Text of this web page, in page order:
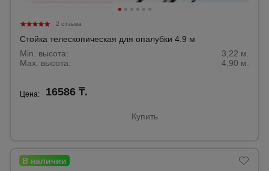
2 отзыва
Стойка телескопическая для опалубки 4.9 м
Min. высота:
3,22 м.
Max. высота:
4,90 м.
Цена: 16586 ₸.
Купить